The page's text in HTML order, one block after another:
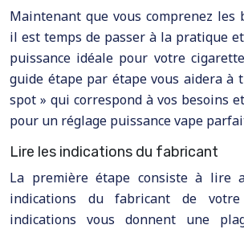
Maintenant que vous comprenez les
il est temps de passer à la pratique
puissance idéale pour votre
guide étape par étape vous aidera à
spot » qui correspond à vos besoins
pour un réglage puissance vape
Lire les indications du fabricant
La première étape consiste à lire
indications du fabricant de votre
indications vous donnent une